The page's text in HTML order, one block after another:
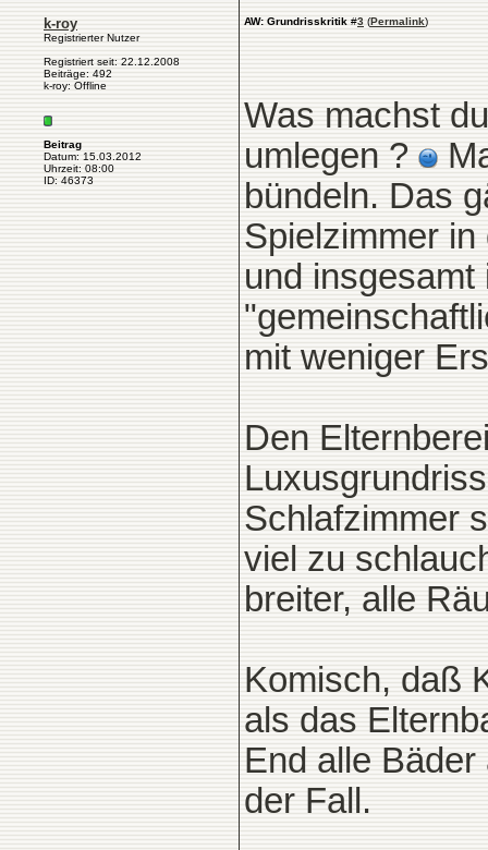
k-roy
Registrierter Nutzer
Registriert seit: 22.12.2008
Beiträge: 492
k-roy: Offline
Beitrag
Datum: 15.03.2012
Uhrzeit: 08:00
ID: 46373
AW: Grundrisskritik #3 (Permalink)
Was machst
umlegen ?
bündeln. Das
Spielzimmer
und
mit weniger
Den
Schlafzimmer
viel zu
breiter, alle
Komisch, daß
als das
End alle
der Fall.